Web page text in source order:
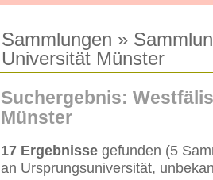
Sammlungen »
Universität Münster
Suchergebnis:
Münster
17 Ergebnisse gefunden (5
an Ursprungsuniversität,